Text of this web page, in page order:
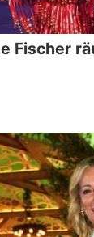
Fischer